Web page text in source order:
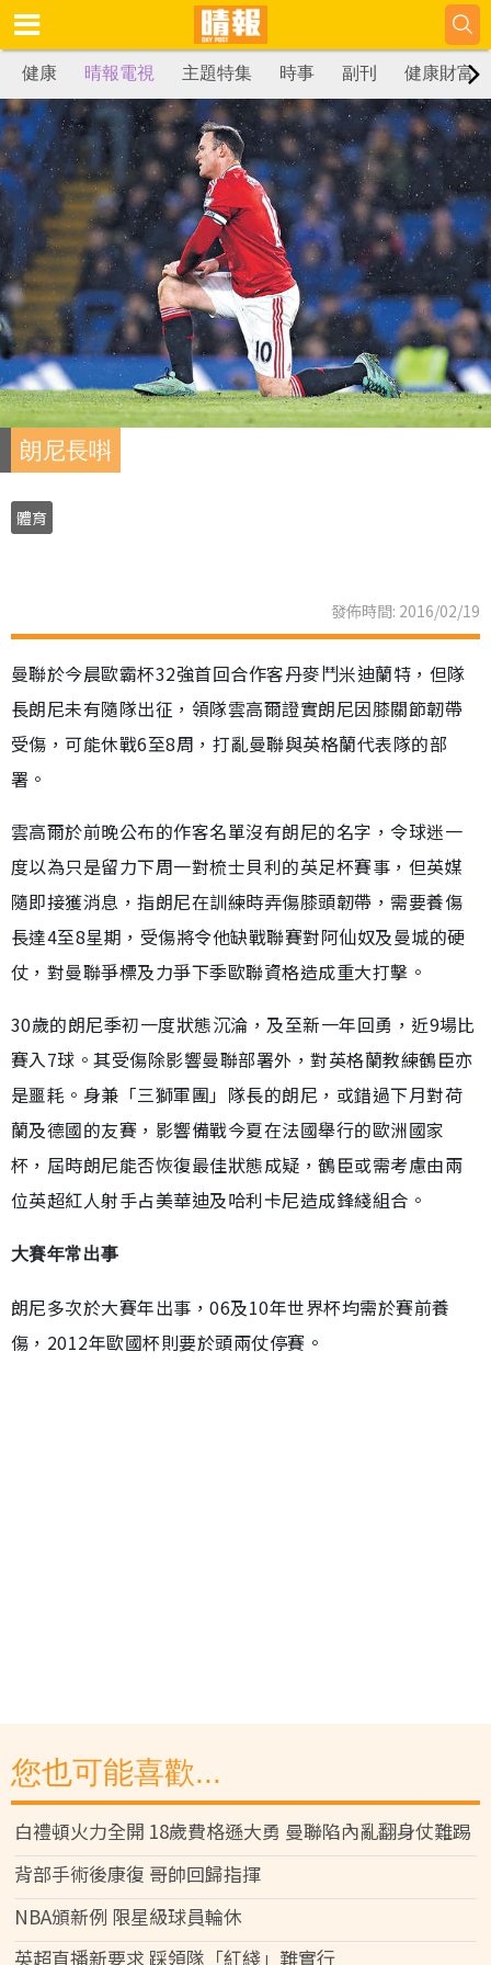
健康 晴報電視 主題特集 時事 副刊 健康財富
朗尼長唞
體育
發佈時間: 2016/02/19
曼聯於今晨歐霸杯32強首回合作客丹麥鬥米迪蘭特，但隊
長朗尼未有隨隊出征，領隊雲高爾證實朗尼因膝關節韌帶
受傷，可能休戰6至8周，打亂曼聯與英格蘭代表隊的部
署。
雲高爾於前晚公布的作客名單沒有朗尼的名字，令球迷一
度以為只是留力下周一對梳士貝利的英足杯賽事，但英媒
隨即接獲消息，指朗尼在訓練時弄傷膝頭韌帶，需要養傷
長達4至8星期，受傷將令他缺戰聯賽對阿仙奴及曼城的硬
仗，對曼聯爭標及力爭下季歐聯資格造成重大打擊。
30歲的朗尼季初一度狀態沉淪，及至新一年回勇，近9場比
賽入7球。其受傷除影響曼聯部署外，對英格蘭教練鶴臣亦
是噩耗。身兼「三獅軍團」隊長的朗尼，或錯過下月對荷
蘭及德國的友賽，影響備戰今夏在法國舉行的歐洲國家
杯，屆時朗尼能否恢復最佳狀態成疑，鶴臣或需考慮由兩
位英超紅人射手占美華迪及哈利卡尼造成鋒綫組合。
大賽年常出事
朗尼多次於大賽年出事，06及10年世界杯均需於賽前養
傷，2012年歐國杯則要於頭兩仗停賽。
您也可能喜歡...
白禮頓火力全開 18歲費格遜大勇 曼聯陷內亂翻身仗難踢
背部手術後康復 哥帥回歸指揮
NBA頒新例 限星級球員輪休
英超直播新要求 踩領隊「紅綫」難實行